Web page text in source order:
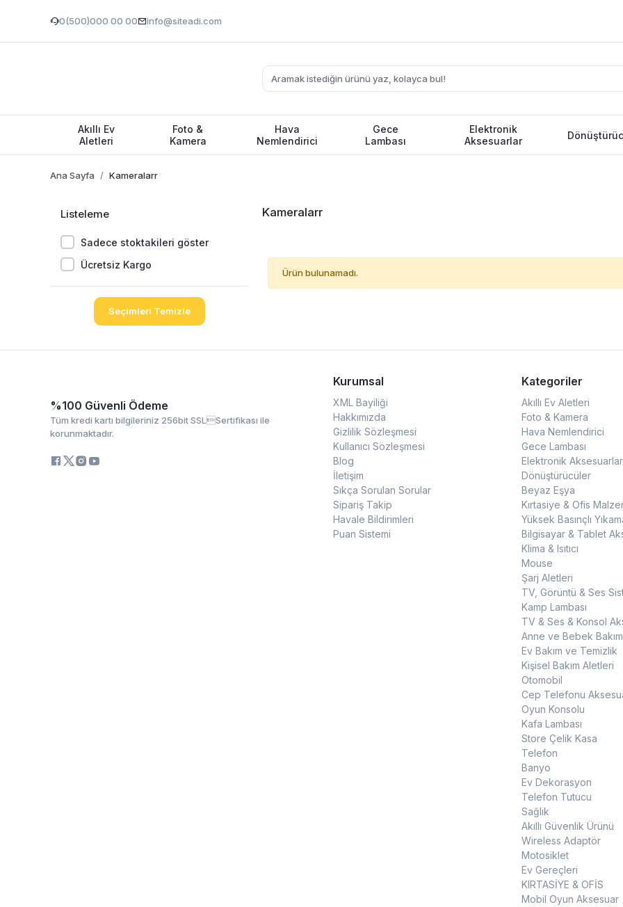
0(500)000 00 00 info@siteadi.com
Akıllı Ev
Aletleri
Foto &
Kamera
Hava
Nemlendirici
Gece
Lambası
Elektronik
Aksesuarlar
Ana Sayfa Kameralarr
Listeleme
Sadece stoktakileri göster
Ücretsiz Kargo
Seçimleri Temizle
Kameralarr
Ürün bulunamadı.
%100 Güvenli Ödeme
Tüm kredi kartı bilgileriniz 256bit SSLSertifikası ile
korunmaktadır.
Kurumsal
XML Bayiliği
Hakkımızda
Gizlilik Sözleşmesi
Kullanıcı Sözleşmesi
Blog
İletişim
Sıkça Sorulan Sorular
Sipariş Takip
Havale Bildirimleri
Puan Sistemi
Kategoriler
Akıllı Ev Aletleri
Foto & Kamera
Hava Nemlendirici
Gece Lambası
Elektronik Aksesuarlar
Dönüştürücüler
Beyaz Eşya
Kırtasiye & Ofis
Yüksek Basınçlı
Bilgisayar & Tablet
Klima & Isıtıcı
Mouse
Şarj Aletleri
TV, Görüntü & Ses
Kamp Lambası
TV & Ses & Konsol
Anne ve Bebek Bakım
Ev Bakım ve Temizlik
Kişisel Bakım Aletleri
Otomobil
Cep Telefonu
Oyun Konsolu
Kafa Lambası
Store Çelik Kasa
Telefon
Banyo
Ev Dekorasyon
Telefon Tutucu
Sağlık
Akıllı Güvenlik Ürünü
Wireless Adaptör
Motosiklet
Ev Gereçleri
KIRTASİYE & OFİS
Mobil Oyun Aksesuar